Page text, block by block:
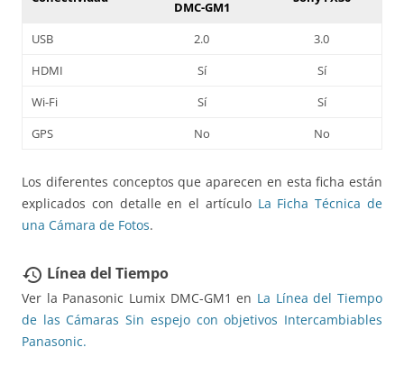
DMC-GM1
USB 2.0
3.0
HDMI
Sí
Sí
Wi-Fi
Sí
Sí
GPS
No No
Los diferentes conceptos que aparecen en esta ficha están
explicados con detalle en el artículo La Ficha Técnica de
una Cámara de Fotos.
restore Línea del Tiempo
Ver la Panasonic Lumix DMC-GM1 en La Línea del Tiempo
de las Cámaras Sin espejo con objetivos Intercambiables
Panasonic.